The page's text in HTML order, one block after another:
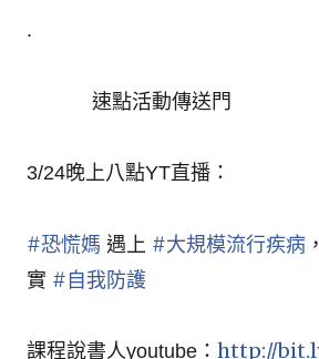
.
速點活動傳送門
3/24晚上八點YT直播：
#恐慌媽 遇上 #大規模流行疾病
實 #自我防護
課程說書人youtube： http://